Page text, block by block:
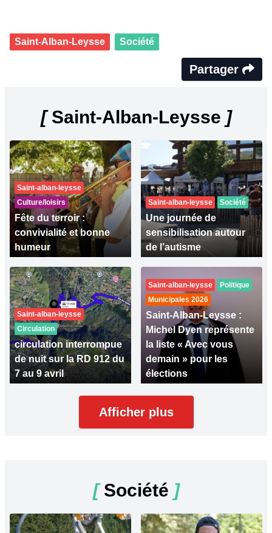
Saint-Alban-Leysse Société
Partager
[Saint-Alban-Leysse ]
Saint-alban-leysse
Culture/loisirs
Fête du terroir :
convivialité et bonne
humeur
Saint-alban-leysse Société
Une journée de
sensibilisation autour
de l’autisme
Saint-alban-leysse
Circulation
circulation interrompue
de nuit sur la RD 912 du
7 au 9 avril
Saint-alban-leysse
Politique
Municipales 2026
Saint-Alban-Leysse :
Michel Dyen représente
la liste « Avec vous
demain » pour les
élections
Afficher plus
[Société ]